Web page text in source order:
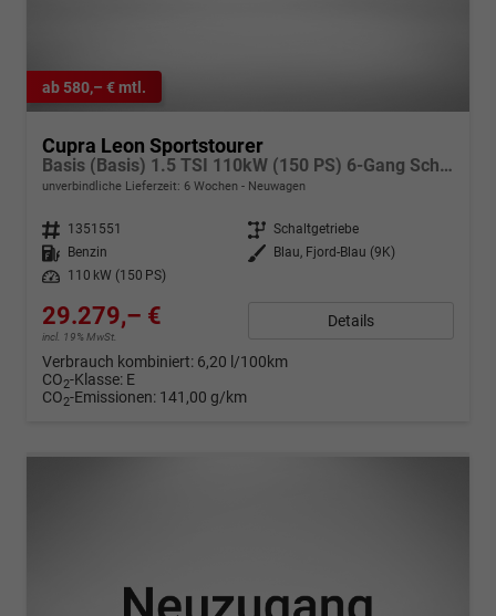
ab 580,– € mtl.
Cupra Leon Sportstourer
Basis (Basis) 1.5 TSI 110kW (150 PS) 6-Gang Schaltgetriebe
unverbindliche Lieferzeit: 6 Wochen Neuwagen
Fahrzeugnr. 1351551 Getriebe Schaltgetriebe
Kraftstoff
Benzin Außenfarbe
Blau, Fjord-Blau (9K)
Leistung
110 kW (150 PS)
29.279,– €
incl. 19% MwSt.
Details
Verbrauch kombiniert: 6,20 l/100km
CO2-Klasse: E
CO2-Emissionen: 141,00 g/km